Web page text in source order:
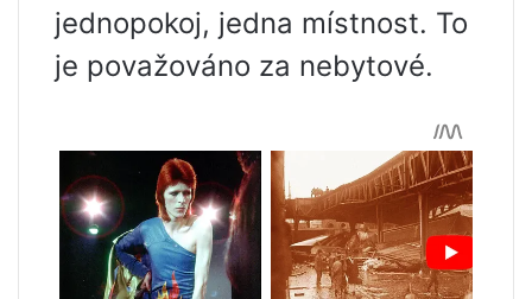
jednopokoj, jedna místnost. To
je považováno za nebytové.